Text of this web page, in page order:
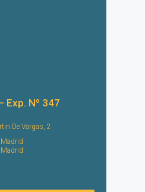
Exp. Nº 347
De Vargas, 2
Madrid
Madrid